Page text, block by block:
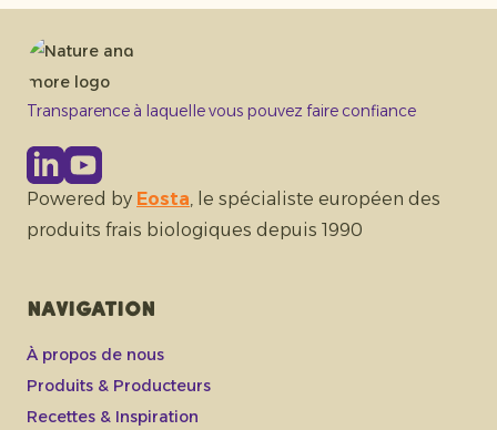
Transparence à laquelle vous pouvez faire confiance
Powered by Eosta, le spécialiste européen des
produits frais biologiques depuis 1990
Navigation
À propos de nous
Produits & Producteurs
Recettes & Inspiration